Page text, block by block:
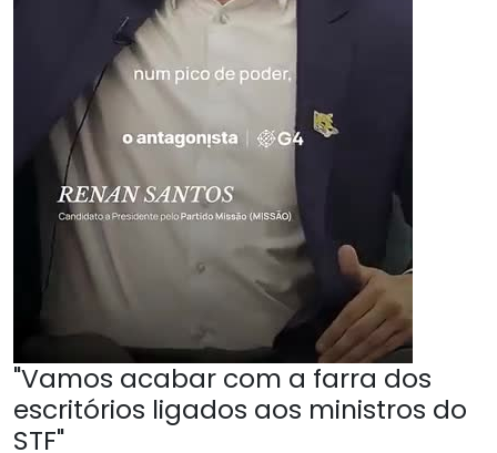
"Vamos acabar com a farra dos
escritórios ligados aos ministros do
STF"